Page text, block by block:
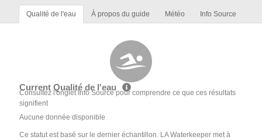
Qualité de l'eau À propos du guide Météo Info Source
Current Qualité de l'eau
Consultez l'onglet Info Source pour comprendre ce que ces résultats
signifient
Aucune donnée disponible
Ce statut est basé sur le dernier échantillon. LA Waterkeeper met à